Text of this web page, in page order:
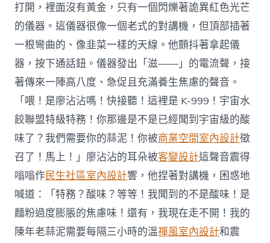
打開，裡面沒有黃金，只有一個閃爍著詭異紅色光芒
的儀器。這儀器很像一個老式的對講機，但頂部插著
一根彎曲的、像韭菜一樣的天線。他顫抖著拿起儀
器，按下通話鈕。儀器發出「滋——」的電流聲，接
著傳來一陣高八度、急促且充滿養生焦慮的聲音。
「喂！是廖沾沾嗎！快接聽！這裡是 K-999！宇宙水
餃聯盟特級特務！你那邊是不是已經聞到宇宙級的酸
味了？我們需要你的蒜泥！你被商業空間室內設計徵
召了！馬上！」廖沾沾的耳朵被客變設計這聲音震得
嗡嗡作民生社區室內設計響，他捏著對講機，困惑地
喊道：「特務？酸味？等等！我聞到的不是酸味！是
麵粉過度膨脹的焦慮味！還有，我現在走不開！我的
陳年老蒜泥需要每隔三小時的溫禪風室內設計和震